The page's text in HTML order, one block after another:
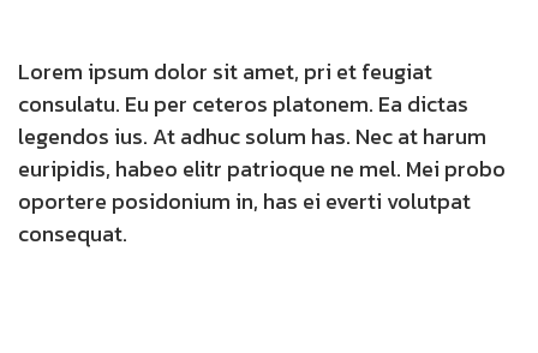
Lorem ipsum dolor sit amet, pri et feugiat
consulatu. Eu per ceteros platonem. Ea dictas
legendos ius. At adhuc solum has. Nec at harum
euripidis, habeo elitr patrioque ne mel. Mei probo
oportere posidonium in, has ei everti volutpat
consequat.